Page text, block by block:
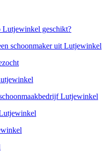
Lutjewinkel geschikt?
schoonmaker uit Lutjewinkel
Lutjewinkel